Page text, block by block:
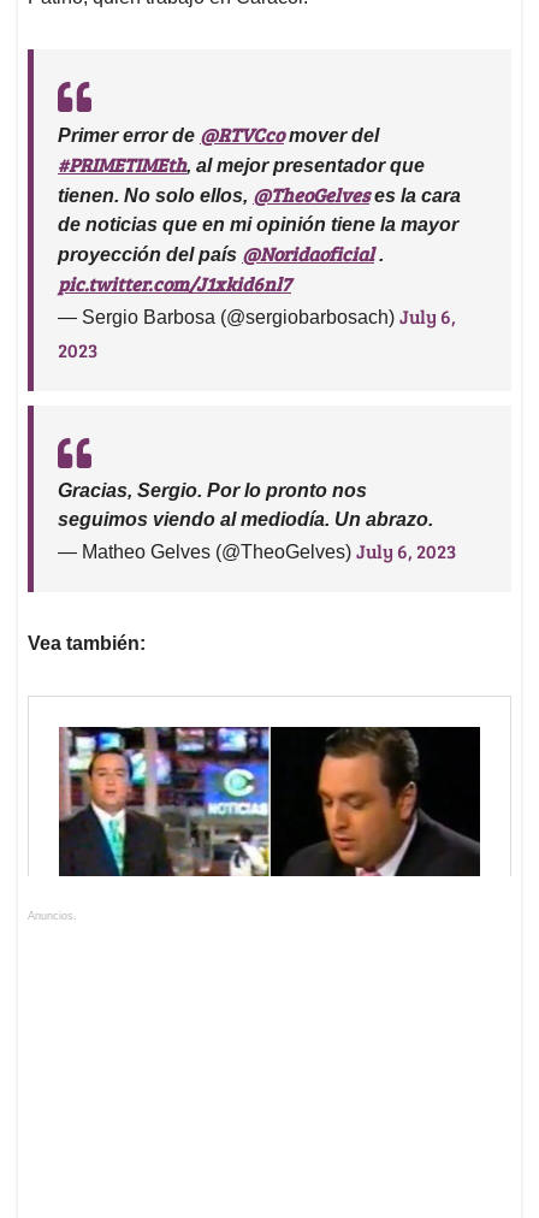
Primer error de @RTVCcomover del
#PRIMETIMEth, al mejor presentador que
tienen. No solo ellos, @TheoGelveses la cara
de noticias que en mi opinión tiene la mayor
proyección del país @Noridaoficial.
pic.twitter.com/J1xkid6nl7
— Sergio Barbosa (@sergiobarbosach) July 6,
2023
Gracias, Sergio. Por lo pronto nos
seguimos viendo al mediodía. Un abrazo.
— Matheo Gelves (@TheoGelves) July 6, 2023
Vea también:
Anuncios.